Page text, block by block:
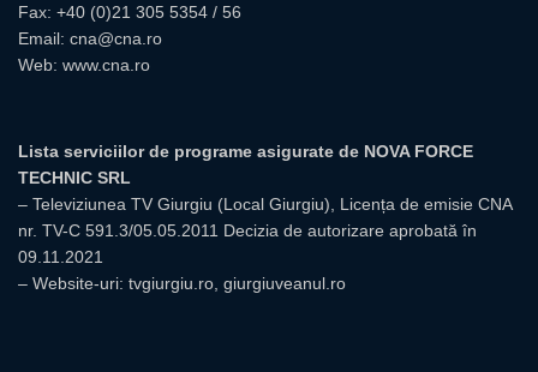
Fax: +40 (0)21 305 5354 / 56
Email: cna@cna.ro
Web: www.cna.ro
Lista serviciilor de programe asigurate de NOVA FORCE
TECHNIC SRL
– Televiziunea TV Giurgiu (Local Giurgiu), Licența de emisie CNA
nr. TV-C 591.3/05.05.2011 Decizia de autorizare aprobată în
09.11.2021
– Website-uri: tvgiurgiu.ro, giurgiuveanul.ro